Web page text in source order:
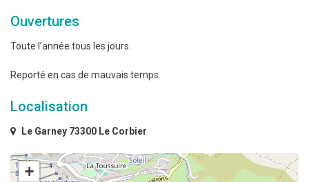
Ouvertures
Toute l’année tous les jours.
Reporté en cas de mauvais temps.
Localisation
Le Garney 73300 Le Corbier
+